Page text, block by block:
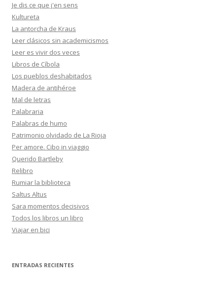
Je dis ce que j'en sens
Kultureta
La antorcha de Kraus
Leer clásicos sin academicismos
Leer es vivir dos veces
Libros de Cíbola
Los pueblos deshabitados
Madera de antihéroe
Mal de letras
Palabraria
Palabras de humo
Patrimonio olvidado de La Rioja
Per amore. Cibo in viaggio
Querido Bartleby
Relibro
Rumiar la biblioteca
Saltus Altus
Sara momentos decisivos
Todos los libros un libro
Viajar en bici
ENTRADAS RECIENTES